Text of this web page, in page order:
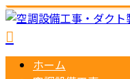
ホーム